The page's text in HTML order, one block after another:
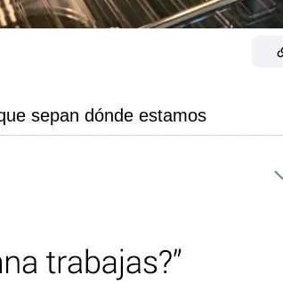
sepan dónde estamos